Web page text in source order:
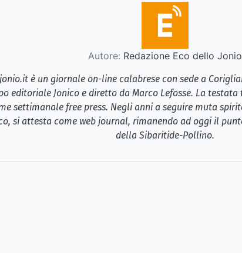
Autore: Redazione Eco dello Jonio
è un giornale on-line calabrese con sede a
editoriale Jonico e diretto da Marco Lefosse. La testata
settimanale free press. Negli anni a seguire muta
si attesta come web journal, rimanendo ad oggi il
della Sibaritide-Pollino.